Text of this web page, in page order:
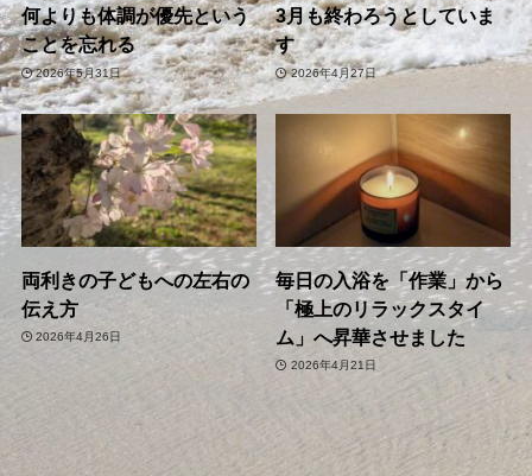
何よりも体調が優先という
ことを忘れる
2026年5月31日
3月も終わろうとしていま
す
2026年4月27日
両利きの子どもへの左右の
伝え方
2026年4月26日
毎日の入浴を「作業」から
「極上のリラックスタイ
ム」へ昇華させました
2026年4月21日